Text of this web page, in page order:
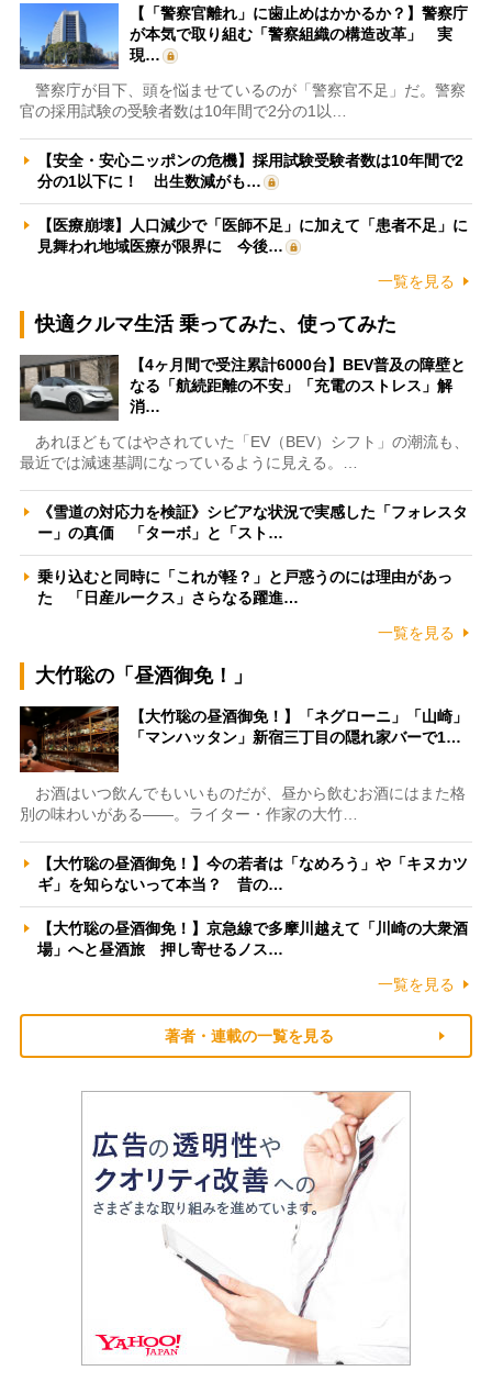
【「警察官離れ」に歯止めはかかるか？】警察庁
が本気で取り組む「警察組織の構造改革」 実
現…
警察庁が目下、頭を悩ませているのが「警察官不足」だ。警察
官の採用試験の受験者数は10年間で2分の1以…
【安全・安心ニッポンの危機】採用試験受験者数は10年間で2
分の1以下に！ 出生数減がも…
【医療崩壊】人口減少で「医師不足」に加えて「患者不足」に
見舞われ地域医療が限界に 今後…
一覧を見る
快適クルマ生活 乗ってみた、使ってみた
【4ヶ月間で受注累計6000台】BEV普及の障壁と
なる「航続距離の不安」「充電のストレス」解
消…
あれほどもてはやされていた「EV（BEV）シフト」の潮流も、
最近では減速基調になっているように見える。…
《雪道の対応力を検証》シビアな状況で実感した「フォレスタ
ー」の真価 「ターボ」と「スト…
乗り込むと同時に「これが軽？」と戸惑うのには理由があっ
た 「日産ルークス」さらなる躍進…
一覧を見る
大竹聡の「昼酒御免！」
【大竹聡の昼酒御免！】「ネグローニ」「山崎」
「マンハッタン」新宿三丁目の隠れ家バーで1…
お酒はいつ飲んでもいいものだが、昼から飲むお酒にはまた格
別の味わいがある――。ライター・作家の大竹…
【大竹聡の昼酒御免！】今の若者は「なめろう」や「キヌカツ
ギ」を知らないって本当？ 昔の…
【大竹聡の昼酒御免！】京急線で多摩川越えて「川崎の大衆酒
場」へと昼酒旅 押し寄せるノス…
一覧を見る
著者・連載の一覧を見る